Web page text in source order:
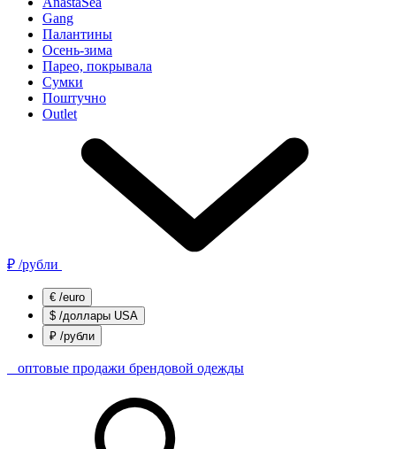
Gang
Палантины
Осень-зима
Парео, покрывала
Сумки
Поштучно
Outlet
₽ /рубли
€ /euro
$ /доллары USA
₽ /рубли
оптовые продажи брендовой одежды